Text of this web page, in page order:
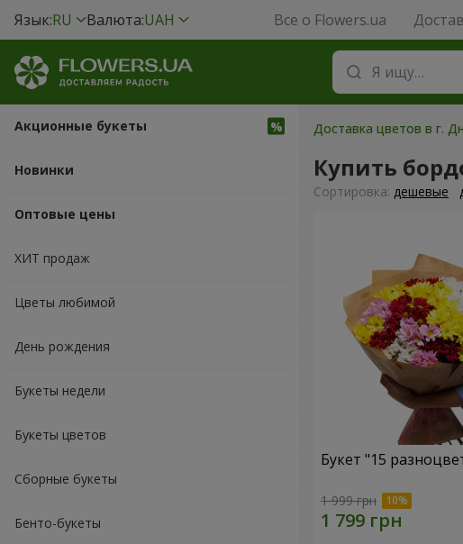
Язык:RU Валюта:UAH Все о Flowers.ua
Акционные букеты
Новинки
Оптовые цены
ХИТ продаж
Цветы любимой
День рождения
Букеты недели
Букеты цветов
Сборные букеты
Бенто-букеты
Доставка цветов в г.
Купить
Cортировка: дешевые
Букет "15
1 999 грн